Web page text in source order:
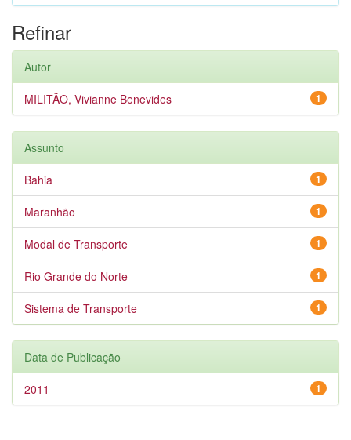
Refinar
Autor
1
MILITÃO, Vivianne Benevides
Assunto
1
Bahia
1
Maranhão
1
Modal de Transporte
1
Rio Grande do Norte
1
Sistema de Transporte
Data de Publicação
1
2011